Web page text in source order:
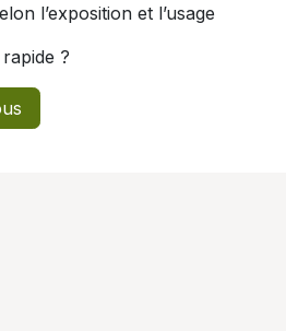
l’exposition et l’usage
?